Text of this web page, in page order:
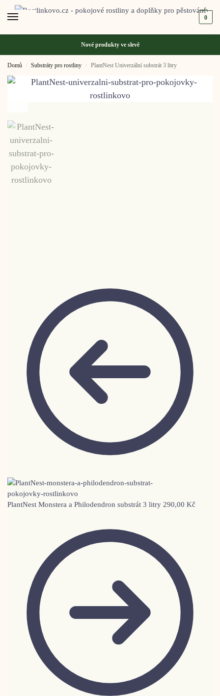
0
Nové produkty ve slevě
Domů / Substráty pro rostliny / PlantNest Univerzální substrát 3 litry
PlantNest Monstera a Philodendron substrát 3 litry 290,00 Kč